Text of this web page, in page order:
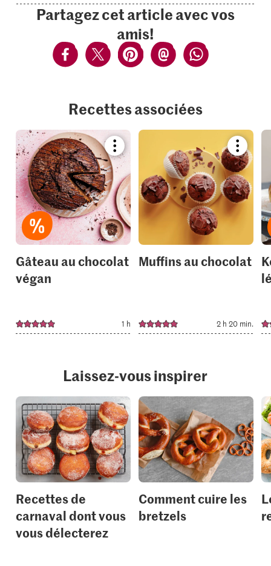
Partagez cet article avec vos
amis!
Recettes associées
Bookmark
recipe
or
add
it
to
your
collections.
Gâteau au chocolat
végan
1 h
recipe
or
add
it
to
your
Muffins au chocolat
2 h 20 min.
Laissez-vous inspirer
Recettes de
carnaval dont vous
vous délecterez
Comment cuire les
bretzels